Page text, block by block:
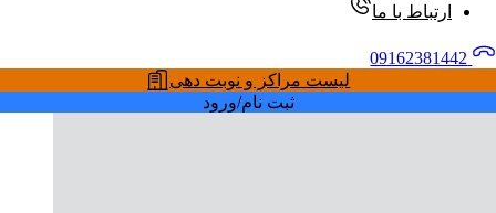
ارتباط با ما
لیست مراکز و نوبت دهی
ثبت نام/ورود